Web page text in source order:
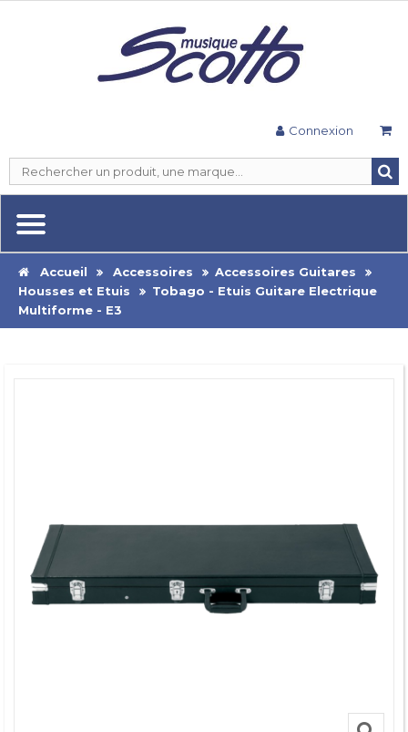
Connexion
Accueil Accessoires
Accessoires Guitares
Housses et Etuis
Tobago - Etuis Guitare Electrique
Multiforme - E3